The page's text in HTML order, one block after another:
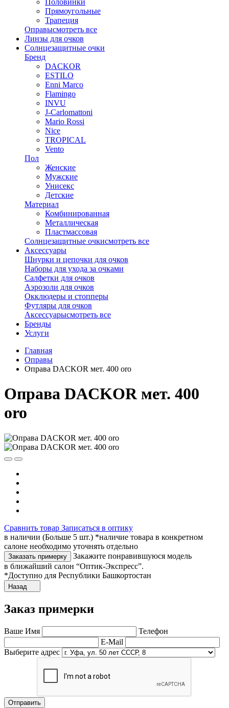
Прямоугольные
Трапеция
Оправысмотреть все
Линзы для очков
Солнцезащитные очки
Бренд
DACKOR
ESTILO
Enni Marco
Flamingo
INVU
J-Carlomattoni
Mario Rossi
Nice
TROPICAL
Vento
Пол
Женские
Мужские
Унисекс
Детские
Материал
Комбинированная
Металлическая
Пластмассовая
Солнцезащитные очкисмотреть все
Аксессуары
Шнурки и цепочки для очков
Наборы для ухода за очками
Салфетки для очков
Аэрозоли для очков
Окклюдеры и стопперы
Футляры для очков
Аксессуарысмотреть все
Бренды
Услуги
Главная
Оправы
Оправа DACKOR мет. 400 oro
Оправа DACKOR мет. 400
oro
Сравнить товар Записаться в оптику
в наличии (Больше 5 шт.) *наличие товара в конкретном
салоне необходимо уточнять отдельно
Заказать примерку
Закажите понравившуюся модель
в ближайший салон “Оптик-Экспресс”.
*Доступно для Республики Башкортостан
Назад
Заказ примерки
Ваше Имя
Телефон
E-Mail
Выберите адрес
Отправить